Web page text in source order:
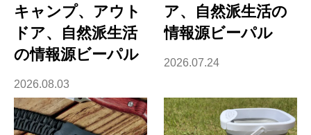
キャンプ、アウト
ドア、自然派生活
の情報源ビーパル
2026.08.03
ア、自然派生活の
情報源ビーパル
2026.07.24